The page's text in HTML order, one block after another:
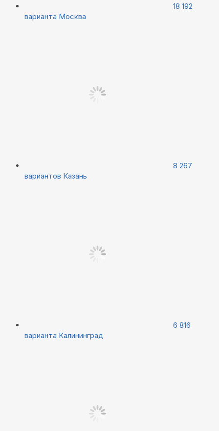
18 192
варианта Москва
8 267
вариантов Казань
6 816
варианта Калининград